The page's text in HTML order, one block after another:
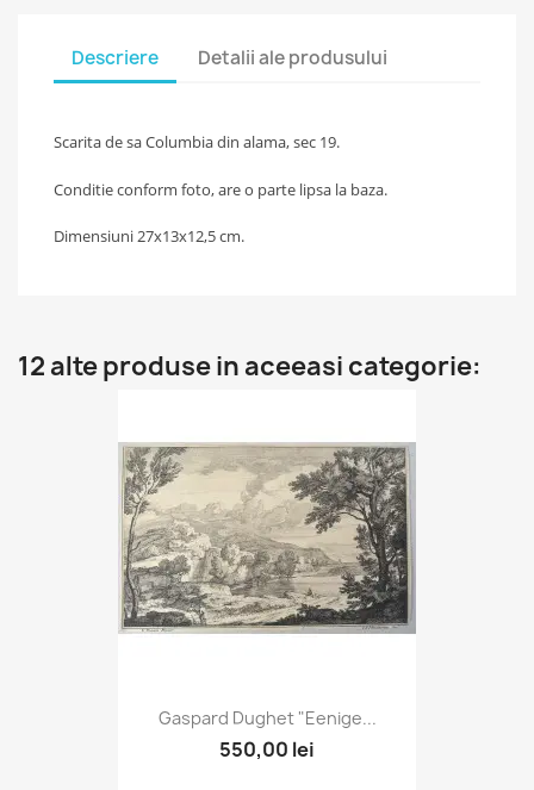
Descriere Detalii ale produsului
Scarita de sa Columbia din alama, sec 19.
Conditie conform foto, are o parte lipsa la baza.
Dimensiuni 27x13x12,5 cm.
12 alte produse in aceeasi categorie:
Gaspard Dughet "Eenige...
550,00 lei